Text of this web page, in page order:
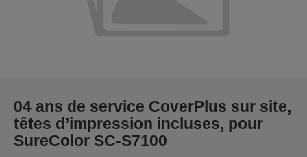
04 ans de service CoverPlus sur site,
têtes d’impression incluses, pour
SureColor SC-S7100